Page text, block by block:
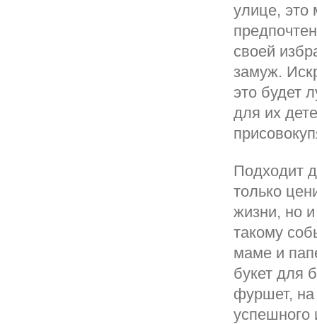
улице, это
своей
замуж.
это будет
для их
Подходит
только
жизни, но
такому
маме и
букет для
фуршет,
успешного